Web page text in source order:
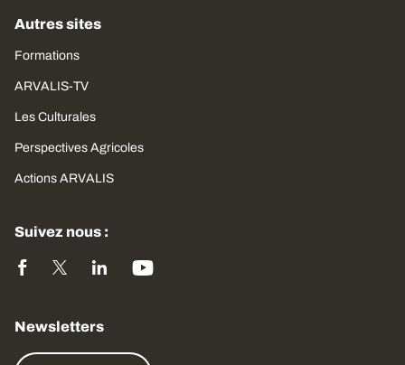
Autres sites
Formations
ARVALIS-TV
Les Culturales
Perspectives Agricoles
Actions ARVALIS
Suivez nous :
Newsletters